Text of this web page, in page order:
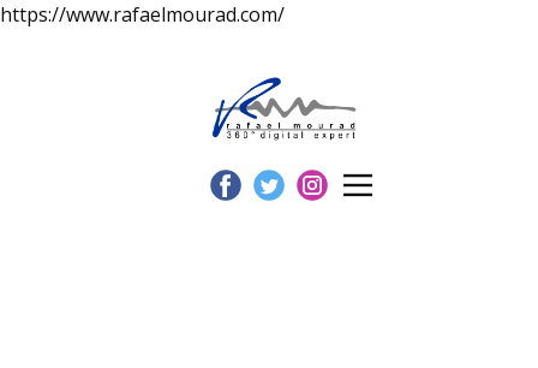
https://www.rafaelmourad.com/